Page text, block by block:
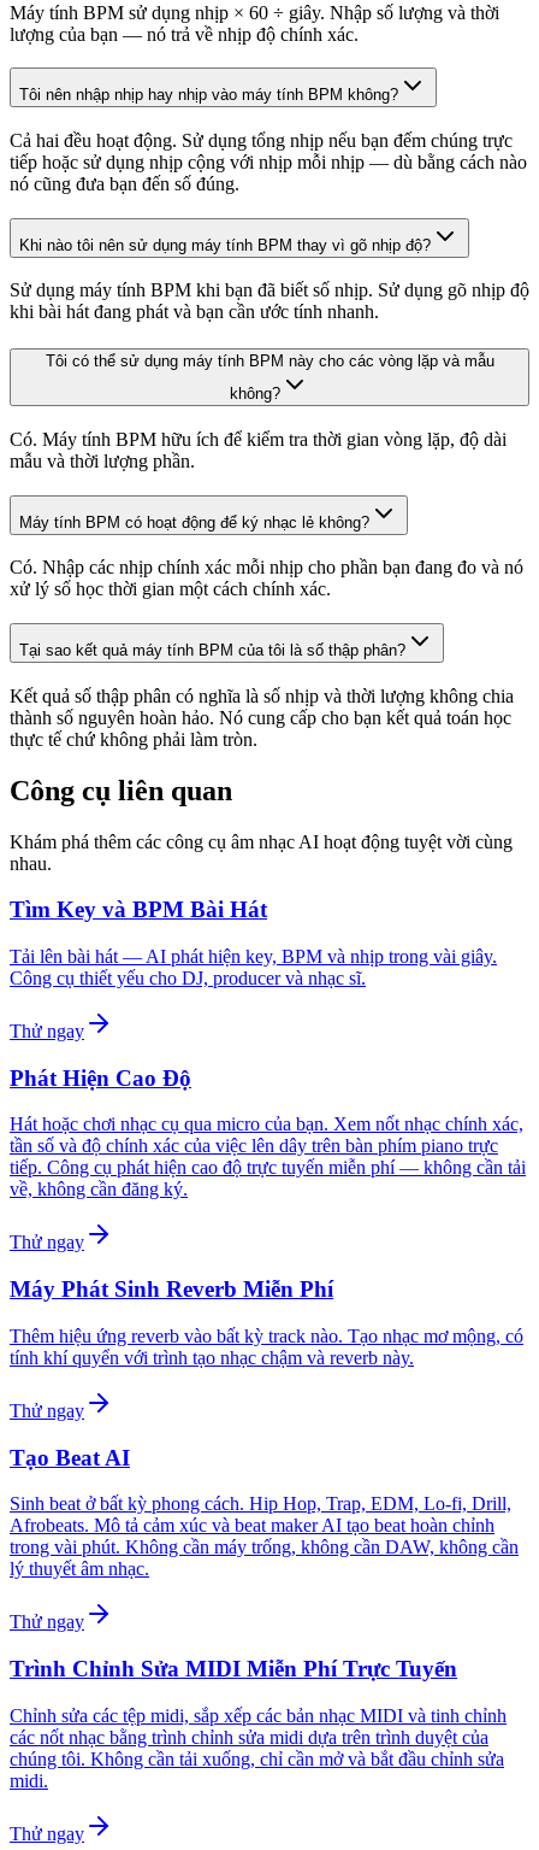
Máy tính BPM sử dụng nhịp × 60 ÷ giây. Nhập số lượng và thời
lượng của bạn — nó trả về nhịp độ chính xác.
Tôi nên nhập nhịp hay nhịp vào máy tính BPM không?
Cả hai đều hoạt động. Sử dụng tổng nhịp nếu bạn đếm chúng trực
tiếp hoặc sử dụng nhịp cộng với nhịp mỗi nhịp — dù bằng cách nào
nó cũng đưa bạn đến số đúng.
Khi nào tôi nên sử dụng máy tính BPM thay vì gõ nhịp độ?
Sử dụng máy tính BPM khi bạn đã biết số nhịp. Sử dụng gõ nhịp độ
khi bài hát đang phát và bạn cần ước tính nhanh.
Tôi có thể sử dụng máy tính BPM này cho các vòng lặp và mẫu
không?
Có. Máy tính BPM hữu ích để kiểm tra thời gian vòng lặp, độ dài
mẫu và thời lượng phần.
Máy tính BPM có hoạt động để ký nhạc lẻ không?
Có. Nhập các nhịp chính xác mỗi nhịp cho phần bạn đang đo và nó
xử lý số học thời gian một cách chính xác.
Tại sao kết quả máy tính BPM của tôi là số thập phân?
Kết quả số thập phân có nghĩa là số nhịp và thời lượng không chia
thành số nguyên hoàn hảo. Nó cung cấp cho bạn kết quả toán học
thực tế chứ không phải làm tròn.
Công cụ liên quan
Khám phá thêm các công cụ âm nhạc AI hoạt động tuyệt vời cùng
nhau.
Tìm Key và BPM Bài Hát
Tải lên bài hát — AI phát hiện key, BPM và nhịp trong vài giây.
Công cụ thiết yếu cho DJ, producer và nhạc sĩ.
Thử ngay
Phát Hiện Cao Độ
Hát hoặc chơi nhạc cụ qua micro của bạn. Xem nốt nhạc chính xác,
tần số và độ chính xác của việc lên dây trên bàn phím piano trực
tiếp. Công cụ phát hiện cao độ trực tuyến miễn phí — không cần tải
về, không cần đăng ký.
Thử ngay
Máy Phát Sinh Reverb Miễn Phí
Thêm hiệu ứng reverb vào bất kỳ track nào. Tạo nhạc mơ mộng, có
tính khí quyển với trình tạo nhạc chậm và reverb này.
Thử ngay
Tạo Beat AI
Sinh beat ở bất kỳ phong cách. Hip Hop, Trap, EDM, Lo-fi, Drill,
Afrobeats. Mô tả cảm xúc và beat maker AI tạo beat hoàn chỉnh
trong vài phút. Không cần máy trống, không cần DAW, không cần
lý thuyết âm nhạc.
Thử ngay
Trình Chỉnh Sửa MIDI Miễn Phí Trực Tuyến
Chỉnh sửa các tệp midi, sắp xếp các bản nhạc MIDI và tinh chỉnh
các nốt nhạc bằng trình chỉnh sửa midi dựa trên trình duyệt của
chúng tôi. Không cần tải xuống, chỉ cần mở và bắt đầu chỉnh sửa
midi.
Thử ngay